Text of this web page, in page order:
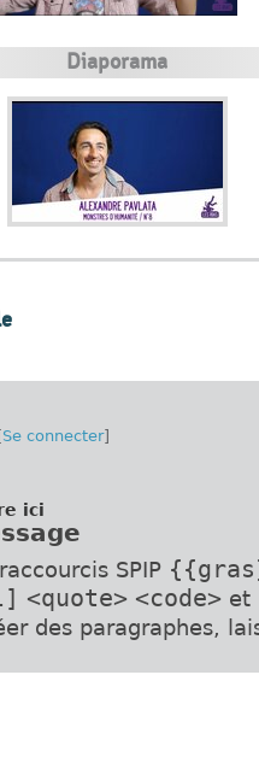
Diaporama
[Se connecter]
ici
SPIP
<quote> <code>et
des paragraphes,